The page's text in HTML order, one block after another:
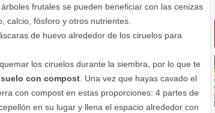
frutales se pueden beneficiar con las cenizas
calcio, fósforo y otros nutrientes.
de huevo alrededor de los ciruelos para
los ciruelos durante la siembra, por lo que te
con compost . Una vez que hayas cavado el
con compost en estas proporciones: 4 partes de
en su lugar y llena el espacio alrededor con